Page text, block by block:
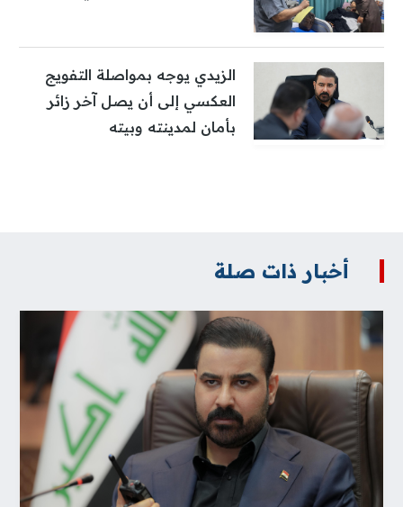
الزيدي يوجه بمواصلة التفويج
العكسي إلى أن يصل آخر زائر
بأمان لمدينته وبيته
أخبار ذات صلة